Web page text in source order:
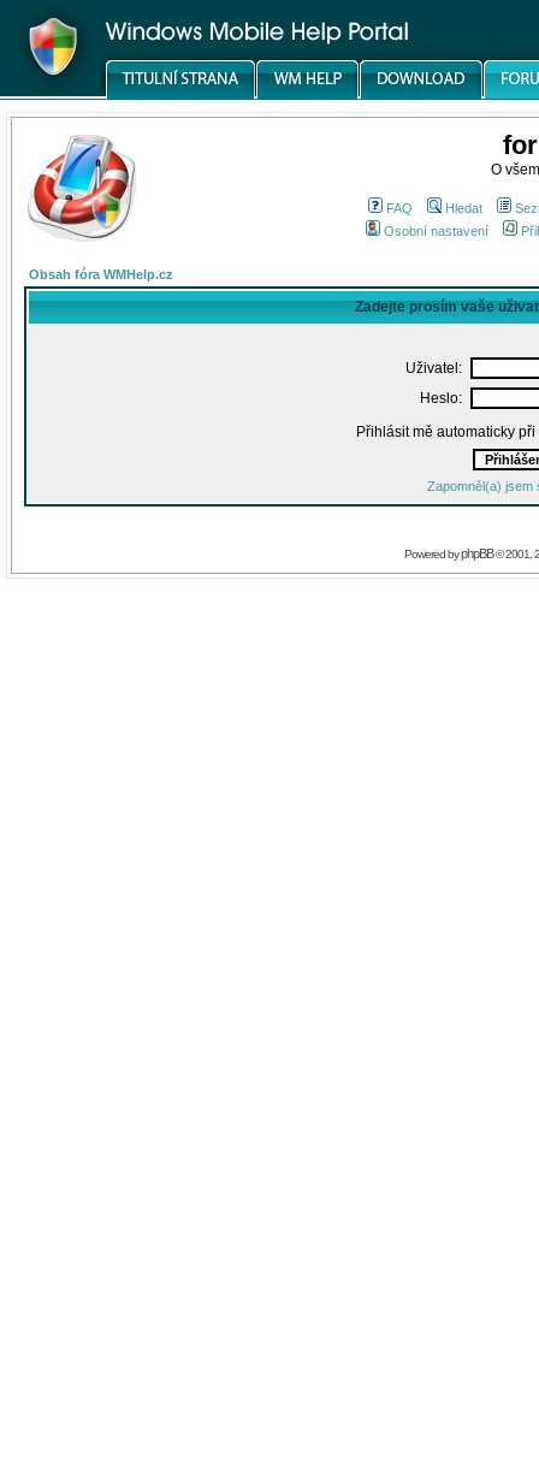
O
FAQ Hledat
Osobní nastavení
Obsah fóra WMHelp.cz
Zadejte prosím vaše
Uživatel:
Heslo:
Přihlásit mě automaticky
Zapomněl(a) jsem
Powered byphpBB© 2001,